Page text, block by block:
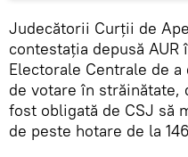
Judecătorii Curții de
contestația depusă
Electorale Centrale de
de votare în străinătate,
fost obligată de CSJ să
de peste hotare de la